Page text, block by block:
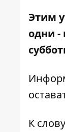
Этим
одни -
К